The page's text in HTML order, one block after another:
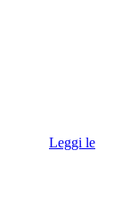
Leggi le